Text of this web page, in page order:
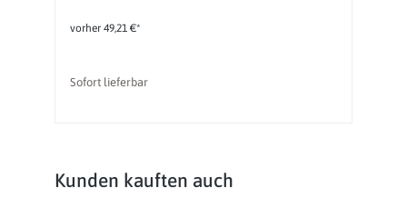
vorher 49,21 €*
Sofort lieferbar
Produktgalerie überspringen
Kunden kauften auch